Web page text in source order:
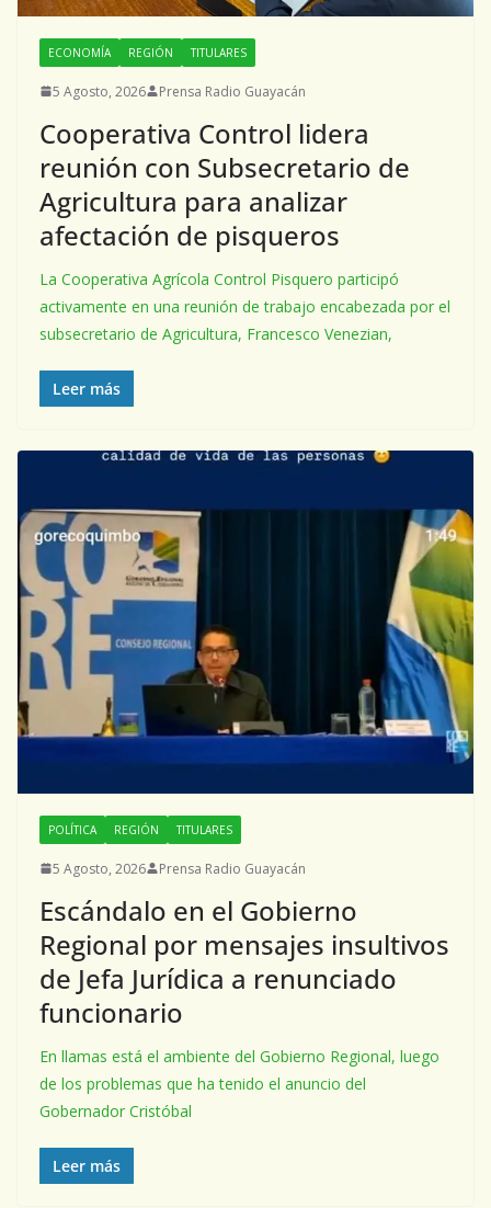
ECONOMÍA REGIÓN TITULARES
5 Agosto, 2026 Prensa Radio Guayacán
Cooperativa Control lidera
reunión con Subsecretario de
Agricultura para analizar
afectación de pisqueros
La Cooperativa Agrícola Control Pisquero participó
activamente en una reunión de trabajo encabezada por el
subsecretario de Agricultura, Francesco Venezian,
Leer más
POLÍTICA REGIÓN TITULARES
5 Agosto, 2026 Prensa Radio Guayacán
Escándalo en el Gobierno
Regional por mensajes insultivos
de Jefa Jurídica a renunciado
funcionario
En llamas está el ambiente del Gobierno Regional, luego
de los problemas que ha tenido el anuncio del
Gobernador Cristóbal
Leer más